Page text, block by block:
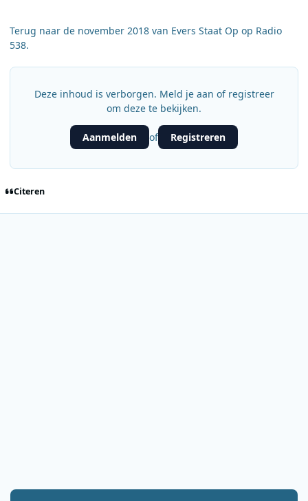
Terug naar de november 2018 van Evers Staat Op op Radio
538.
Deze inhoud is verborgen. Meld je aan of registreer
om deze te bekijken.
Aanmelden of Registreren
Citeren